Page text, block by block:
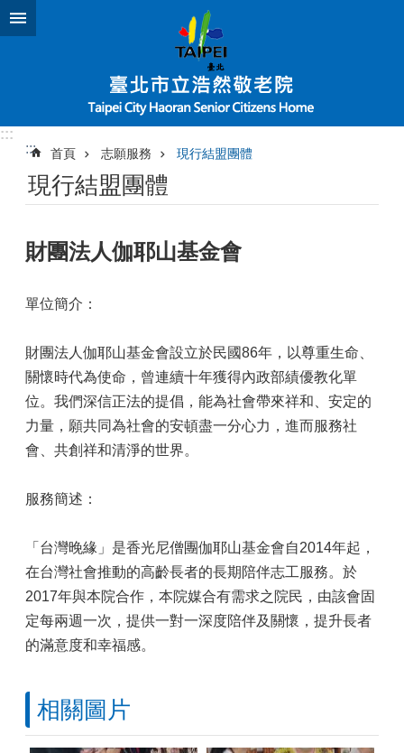
跳到主要內容區塊
:::
:::
首頁 志願服務 現行結盟團體
現行結盟團體
財團法人伽耶山基金會
單位簡介：
財團法人伽耶山基金會設立於民國86年，以尊重生命、
關懷時代為使命，曾連續十年獲得內政部績優教化單
位。我們深信正法的提倡，能為社會帶來祥和、安定的
力量，願共同為社會的安頓盡一分心力，進而服務社
會、共創祥和清淨的世界。
服務簡述：
「台灣晚緣」是香光尼僧團伽耶山基金會自2014年起，
在台灣社會推動的高齡長者的長期陪伴志工服務。於
2017年與本院合作，本院媒合有需求之院民，由該會固
定每兩週一次，提供一對一深度陪伴及關懷，提升長者
的滿意度和幸福感。
相關圖片